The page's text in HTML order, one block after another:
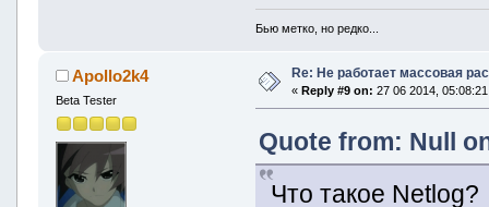
Бью метко, но редко...
Apollo2k4
Beta Tester
Re: Не работает массовая
« Reply #9 on: 27 06 2014,
Quote from: Null
Что такое Netlog?